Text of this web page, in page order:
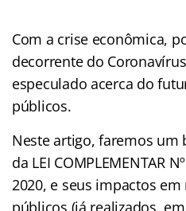
Com a crise econômica,
decorrente do
especulado acerca do
públicos.
Neste artigo, faremos um
da LEI COMPLEMENTAR
2020, e seus impactos
públicos (já realizados,